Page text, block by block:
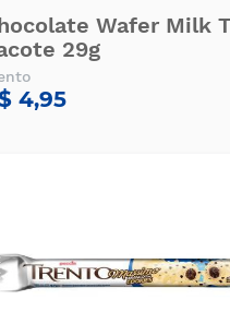
Wafer Milk
29g
4,95